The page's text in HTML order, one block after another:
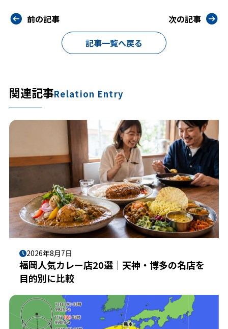
前の記事
記事一覧へ戻る
次の記事
関連記事Relation Entry
2026年8月7日
福岡人気カレー店20選｜天神・博多の名店を
目的別に比較